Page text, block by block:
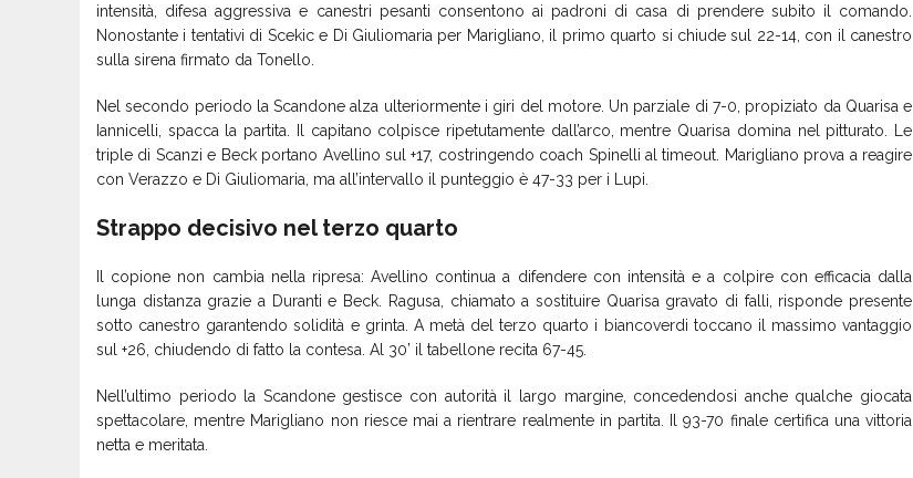
intensità, difesa aggressiva e canestri pesanti consentono ai padroni di casa di prendere subito il comando.
Nonostante i tentativi di Scekic e Di Giuliomaria per Marigliano, il primo quarto si chiude sul 22-14, con il canestro
sulla sirena firmato da Tonello.
Nel secondo periodo la Scandone alza ulteriormente i giri del motore. Un parziale di 7-0, propiziato da Quarisa e
Iannicelli, spacca la partita. Il capitano colpisce ripetutamente dall’arco, mentre Quarisa domina nel pitturato. Le
triple di Scanzi e Beck portano Avellino sul +17, costringendo coach Spinelli al timeout. Marigliano prova a reagire
con Verazzo e Di Giuliomaria, ma all’intervallo il punteggio è 47-33 per i Lupi.
Strappo decisivo nel terzo quarto
Il copione non cambia nella ripresa: Avellino continua a difendere con intensità e a colpire con efficacia dalla
lunga distanza grazie a Duranti e Beck. Ragusa, chiamato a sostituire Quarisa gravato di falli, risponde presente
sotto canestro garantendo solidità e grinta. A metà del terzo quarto i biancoverdi toccano il massimo vantaggio
sul +26, chiudendo di fatto la contesa. Al 30’ il tabellone recita 67-45.
Nell’ultimo periodo la Scandone gestisce con autorità il largo margine, concedendosi anche qualche giocata
spettacolare, mentre Marigliano non riesce mai a rientrare realmente in partita. Il 93-70 finale certifica una vittoria
netta e meritata.